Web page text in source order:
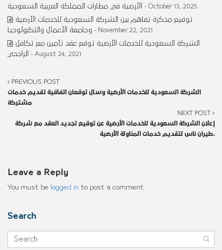
الأرضية في مطارات المملكة العربية السعودية
- October 13, 2025
توقيع مذكرة تفاهم بين الشركة السعودية للخدمات الأرضية
وجامعة الأعمال والتكنولوجيا - November 22, 2021
الشركة السعودية للخدمات الأرضية توقع عقد تأمين مع تكافل
الراجحي
- August 24, 2021
PREVIOUS POST
الشركة السعودية للخدمات الأرضية وسال توقعان اتفاقية تقديم خدمات
مشتركة
NEXT POST
إعلان الشركة السعودية للخدمات الأرضية عن توقيع تجديد العقد مع شركة
طيران ناس لتقديم خدمات المناولة الأرضية.
Leave a Reply
You must be logged in to post a comment.
Search